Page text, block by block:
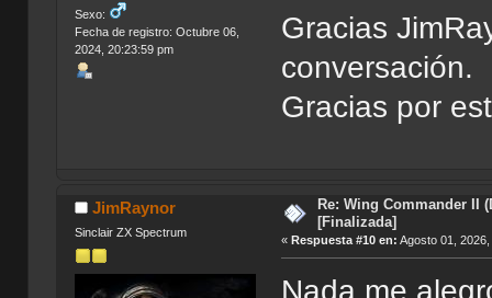
Sexo:
Fecha de registro: Octubre 06,
2024, 20:23:59 pm
Gracias
conversación.
Gracias por
JimRaynor
Sinclair ZX Spectrum
Re: Wing Commander II
[Finalizada]
«Respuesta #10 en: Agosto 01,